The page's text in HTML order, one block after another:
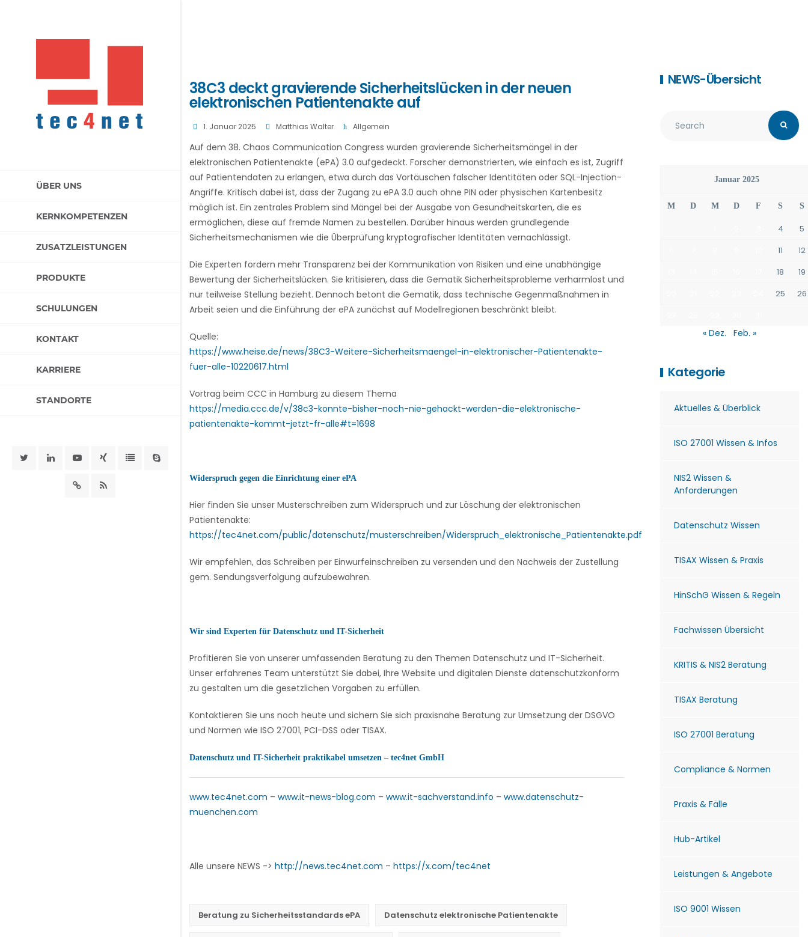
ÜBER UNS
KERNKOMPETENZEN
ZUSATZLEISTUNGEN
PRODUKTE
SCHULUNGEN
KONTAKT
KARRIERE
STANDORTE
38C3 deckt gravierende Sicherheitslücken in der neuen
elektronischen Patientenakte auf
1. Januar 2025 Matthias Walter Allgemein
Auf dem 38. Chaos Communication Congress wurden gravierende Sicherheitsmängel in der
elektronischen Patientenakte (ePA) 3.0 aufgedeckt. Forscher demonstrierten, wie einfach es ist, Zugriff
auf Patientendaten zu erlangen, etwa durch das Vortäuschen falscher Identitäten oder SQL-Injection-
Angriffe. Kritisch dabei ist, dass der Zugang zu ePA 3.0 auch ohne PIN oder physischen Kartenbesitz
möglich ist. Ein zentrales Problem sind Mängel bei der Ausgabe von Gesundheitskarten, die es
ermöglichen, diese auf fremde Namen zu bestellen. Darüber hinaus werden grundlegende
Sicherheitsmechanismen wie die Überprüfung kryptografischer Identitäten vernachlässigt.
Die Experten fordern mehr Transparenz bei der Kommunikation von Risiken und eine unabhängige
Bewertung der Sicherheitslücken. Sie kritisieren, dass die Gematik Sicherheitsprobleme verharmlost und
nur teilweise Stellung bezieht. Dennoch betont die Gematik, dass technische Gegenmaßnahmen in
Arbeit seien und die Einführung der ePA zunächst auf Modellregionen beschränkt bleibt.
Quelle:
https://www.heise.de/news/38C3-Weitere-Sicherheitsmaengel-in-elektronischer-Patientenakte-
fuer-alle-10220617.html
Vortrag beim CCC in Hamburg zu diesem Thema
https://media.ccc.de/v/38c3-konnte-bisher-noch-nie-gehackt-werden-die-elektronische-
patientenakte-kommt-jetzt-fr-alle#t=1698
Widerspruch gegen die Einrichtung einer ePA
Hier finden Sie unser Musterschreiben zum Widerspruch und zur Löschung der elektronischen
Patientenakte:
https://tec4net.com/public/datenschutz/musterschreiben/Widerspruch_elektronische_Patientenakte.pdf
Wir empfehlen, das Schreiben per Einwurfeinschreiben zu versenden und den Nachweis der Zustellung
gem. Sendungsverfolgung aufzubewahren.
Wir sind Experten für Datenschutz und IT-Sicherheit
Profitieren Sie von unserer umfassenden Beratung zu den Themen Datenschutz und IT-Sicherheit.
Unser erfahrenes Team unterstützt Sie dabei, Ihre Website und digitalen Dienste datenschutzkonform
zu gestalten um die gesetzlichen Vorgaben zu erfüllen.
Kontaktieren Sie uns noch heute und sichern Sie sich praxisnahe Beratung zur Umsetzung der DSGVO
und Normen wie ISO 27001, PCI-DSS oder TISAX.
Datenschutz und IT-Sicherheit praktikabel umsetzen – tec4net GmbH
www.tec4net.com – www.it-news-blog.com – www.it-sachverstand.info – www.datenschutz-
muenchen.com
Alle unsere NEWS -> http://news.tec4net.com – https://x.com/tec4net
Beratung zu Sicherheitsstandards ePA Datenschutz elektronische Patientenakte
NEWS-Übersicht
Januar 2025
M D M D F S S
4
5
11
12
18
19
25
26
« Dez. Feb. »
Kategorie
Aktuelles & Überblick
ISO 27001 Wissen & Infos
NIS2 Wissen &
Anforderungen
Datenschutz Wissen
TISAX Wissen & Praxis
HinSchG Wissen & Regeln
Fachwissen Übersicht
KRITIS & NIS2 Beratung
TISAX Beratung
ISO 27001 Beratung
Compliance & Normen
Praxis & Fälle
Hub-Artikel
Leistungen & Angebote
ISO 9001 Wissen